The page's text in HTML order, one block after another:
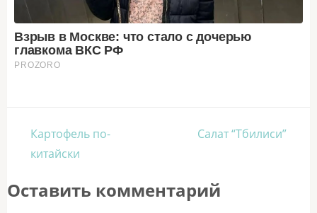
Навигация
по
Картофель по-
китайски
Салат “Тбилиси”
Оставить комментарий